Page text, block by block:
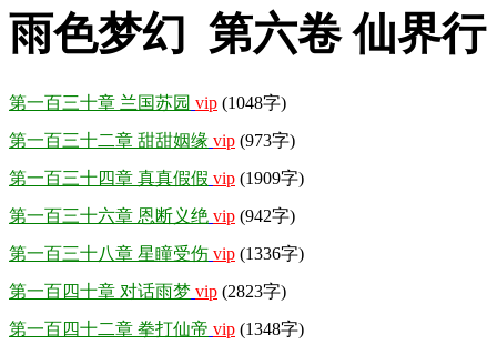
雨色梦幻 第六卷 仙界行
第一百三十章 兰国苏园 vip (1048字)
第一百三十二章 甜甜姻缘 vip (973字)
第一百三十四章 真真假假 vip (1909字)
第一百三十六章 恩断义绝 vip (942字)
第一百三十八章 星瞳受伤 vip (1336字)
第一百四十章 对话雨梦 vip (2823字)
第一百四十二章 拳打仙帝 vip (1348字)